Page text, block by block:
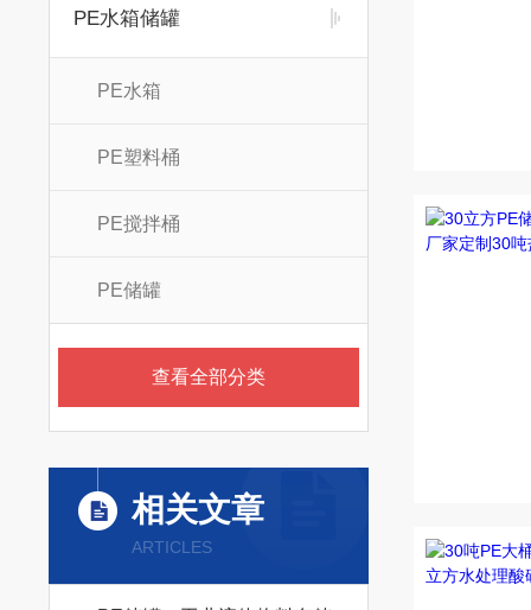
PE水箱储罐
PE水箱
PE塑料桶
PE搅拌桶
PE储罐
查看全部分类
相关文章
ARTICLES